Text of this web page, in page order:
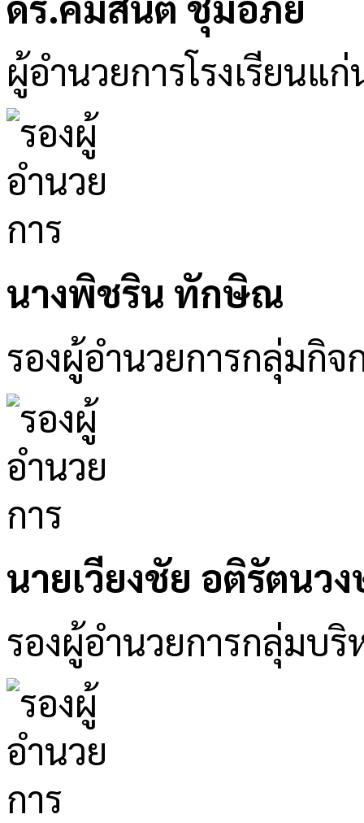
ผู้อำนวยการโรงเรียนแ
นางพิชริน ทักษิณ
รองผู้อำนวยการกลุ่มกิจ
นายเวียงชัย อติรัตนว
รองผู้อำนวยการกลุ่มบริ